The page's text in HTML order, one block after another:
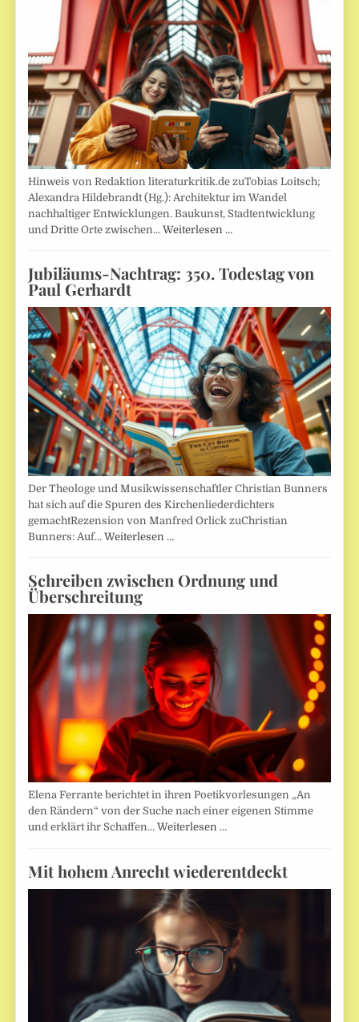
Hinweis von Redaktion literaturkritik.de zuTobias Loitsch;
Alexandra Hildebrandt (Hg.): Architektur im Wandel
nachhaltiger Entwicklungen. Baukunst, Stadtentwicklung
und Dritte Orte zwischen…Weiterlesen …
Jubiläums-Nachtrag: 350. Todestag von
Paul Gerhardt
Der Theologe und Musikwissenschaftler Christian Bunners
hat sich auf die Spuren des Kirchenliederdichters
gemachtRezension von Manfred Orlick zuChristian
Bunners: Auf…Weiterlesen …
Schreiben zwischen Ordnung und
Überschreitung
Elena Ferrante berichtet in ihren Poetikvorlesungen „An
den Rändern“ von der Suche nach einer eigenen Stimme
und erklärt ihr Schaffen…Weiterlesen …
Mit hohem Anrecht wiederentdeckt